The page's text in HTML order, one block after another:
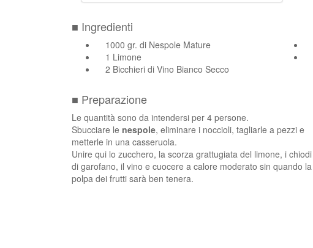
■ Ingredienti
1000 gr. di Nespole Mature
1 Limone
2 Bicchieri di Vino Bianco Secco
■ Preparazione
Le quantità sono da intendersi per 4 persone.
Sbucciare le nespole, eliminare i noccioli, tagliarle a pezzi e
metterle in una casseruola.
Unire qui lo zucchero, la scorza grattugiata del limone, i chiodi
di garofano, il vino e cuocere a calore moderato sin quando la
polpa dei frutti sarà ben tenera.